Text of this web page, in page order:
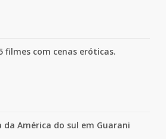
filmes com cenas eróticas.
da América do sul em Guarani